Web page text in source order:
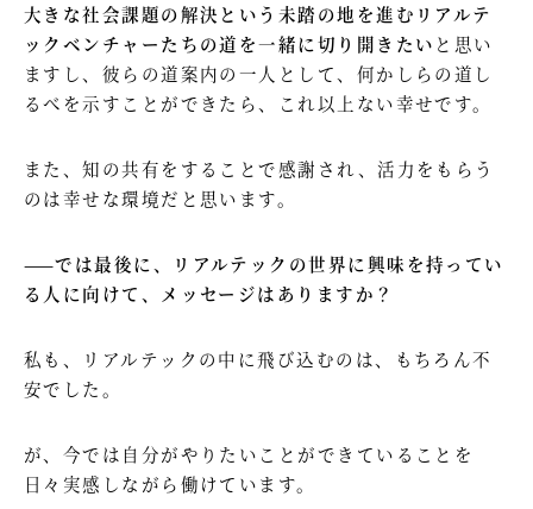
大きな社会課題の解決という未踏の地を進むリアルテ
ックベンチャーたちの道を一緒に切り開きたい と思い
ますし、彼らの道案内の一人として、何かしらの道し
るべを示すことができたら、これ以上ない幸せです。
また、知の共有をすることで感謝され、活力をもらう
のは幸せな環境だと思います。
——では最後に、リアルテックの世界に興味を持ってい
る人に向けて、メッセージはありますか？
私も、リアルテックの中に飛び込むのは、もちろん不
安でした。
が、今では自分がやりたいことができていることを
日々実感しながら働けています。